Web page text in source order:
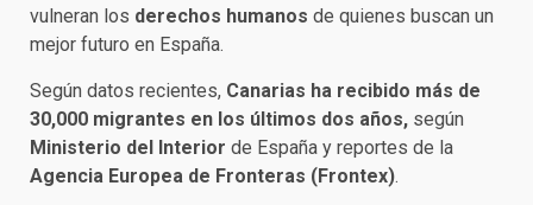
vulneran los derechos humanos de quienes buscan un
mejor futuro en España.
Según datos recientes, Canarias ha recibido más de
30,000 migrantes en los últimos dos años, según
Ministerio del Interior de España y reportes de la
Agencia Europea de Fronteras (Frontex).